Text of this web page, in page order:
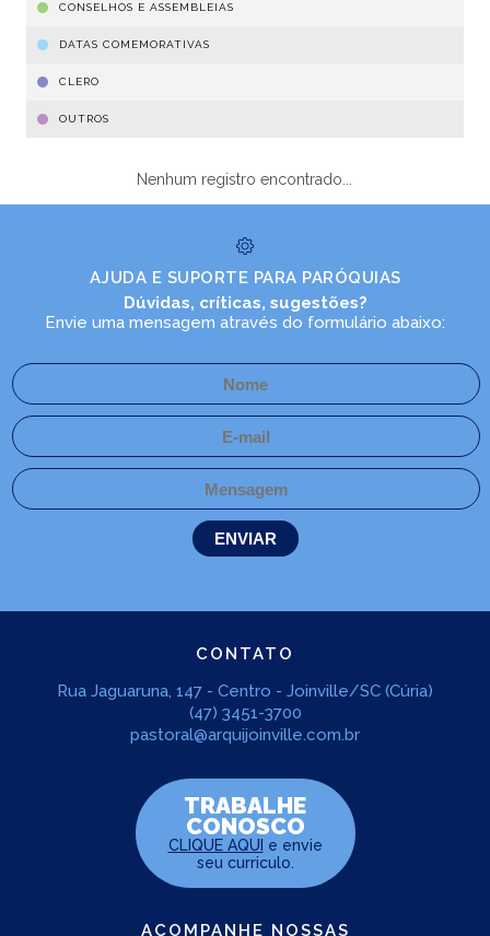
CONSELHOS E ASSEMBLEIAS
DATAS COMEMORATIVAS
CLERO
OUTROS
Nenhum registro encontrado...
AJUDA E SUPORTE PARA PARÓQUIAS
Dúvidas, críticas, sugestões?
Envie uma mensagem através do formulário abaixo:
CONTATO
Rua Jaguaruna, 147 - Centro - Joinville/SC (Cúria)
(47) 3451-3700
pastoral@arquijoinville.com.br
TRABALHE
CONOSCO
CLIQUE AQUI e envie
seu curriculo.
ACOMPANHE NOSSAS